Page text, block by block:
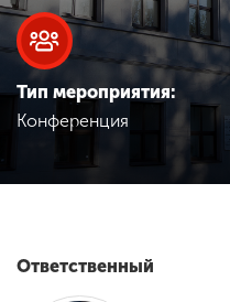
Международная
деятельность
Другие виды
деятельности
Тип мероприятия:
Конференция
Ответственный